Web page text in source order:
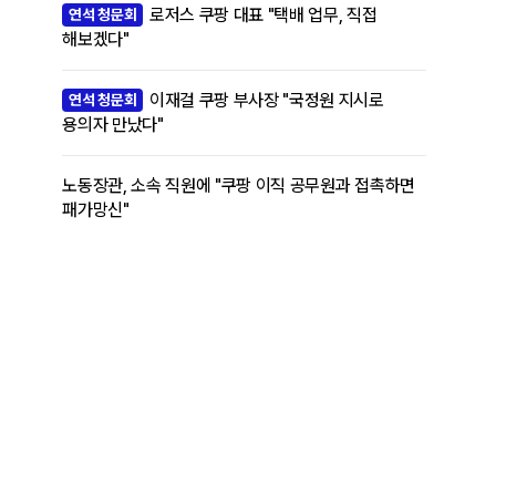
연석 청문회
로저스 쿠팡 대표 "택배 업무, 직접
해보겠다"
연석 청문회
이재걸 쿠팡 부사장 "국정원 지시로
용의자 만났다"
노동장관, 소속 직원에 "쿠팡 이직 공무원과 접촉하면
패가망신"